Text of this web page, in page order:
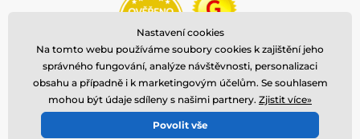
© 2026 www.reedog.cz ⦁ E-shop vytvořila
Nastavení cookies
Na tomto webu používáme soubory cookies k zajištění jeho
správného fungování, analýze návštěvnosti, personalizaci
obsahu a případně i k marketingovým účelům. Se souhlasem
mohou být údaje sdíleny s našimi partnery. Zjistit více»
Povolit vše